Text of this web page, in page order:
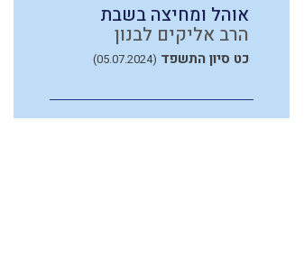
אוהל ומחיצה בשבת
הרב אליקים לבנון
כט סיון התשפד (05.07.2024)